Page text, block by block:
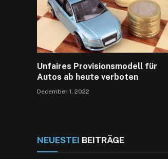
Unfaires Provisionsmodell für
Autos ab heute verboten
December 1, 2022
NEUESTEI BEITRÄGE